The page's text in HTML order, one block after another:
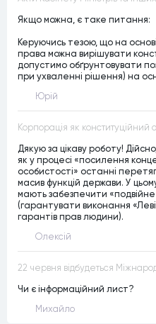
Якщо можна, є таке питання:
Керуючись тезою, що на
права можна вирішувати
допустимо обґрунтовувати
при ухваленні рішення) на
Юрій
Корпорація як конституційний
Дякую за цікаву роботу!
як у процесі «посилення
особистості» останні
масив функцій держави. У
мають забезпечити
(гарантувати виконання
гарантів прав людини).
Олексій
Чи є інформаційний лист?
Михайло